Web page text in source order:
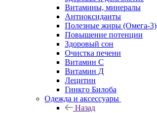
Витамины, минералы
Антиоксиданты
Полезные жиры (Омега-3)
Повышение потенции
Здоровый сон
Очистка печени
Витамин С
Витамин Д
Лецитин
Гинкго Билоба
Одежда и аксессуары
Назад